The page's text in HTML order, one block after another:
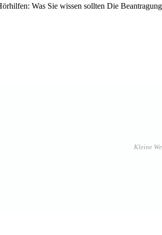
Was Sie wissen sollten Die